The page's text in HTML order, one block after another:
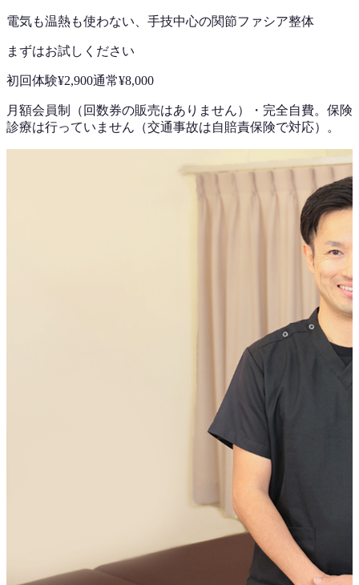
電気も温熱も使わない、手技中心の関節ファシア整体
まずはお試しください
初回体験¥2,900通常¥8,000
月額会員制（回数券の販売はありません） ・ 完全自費。保険
診療は行っていません（交通事故は自賠責保険で対応）。